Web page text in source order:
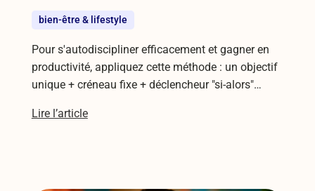
bien-être & lifestyle
Pour s'autodiscipliner efficacement et gagner en
productivité, appliquez cette méthode : un objectif
unique + créneau fixe + déclencheur "si-alors"…
Lire l’article